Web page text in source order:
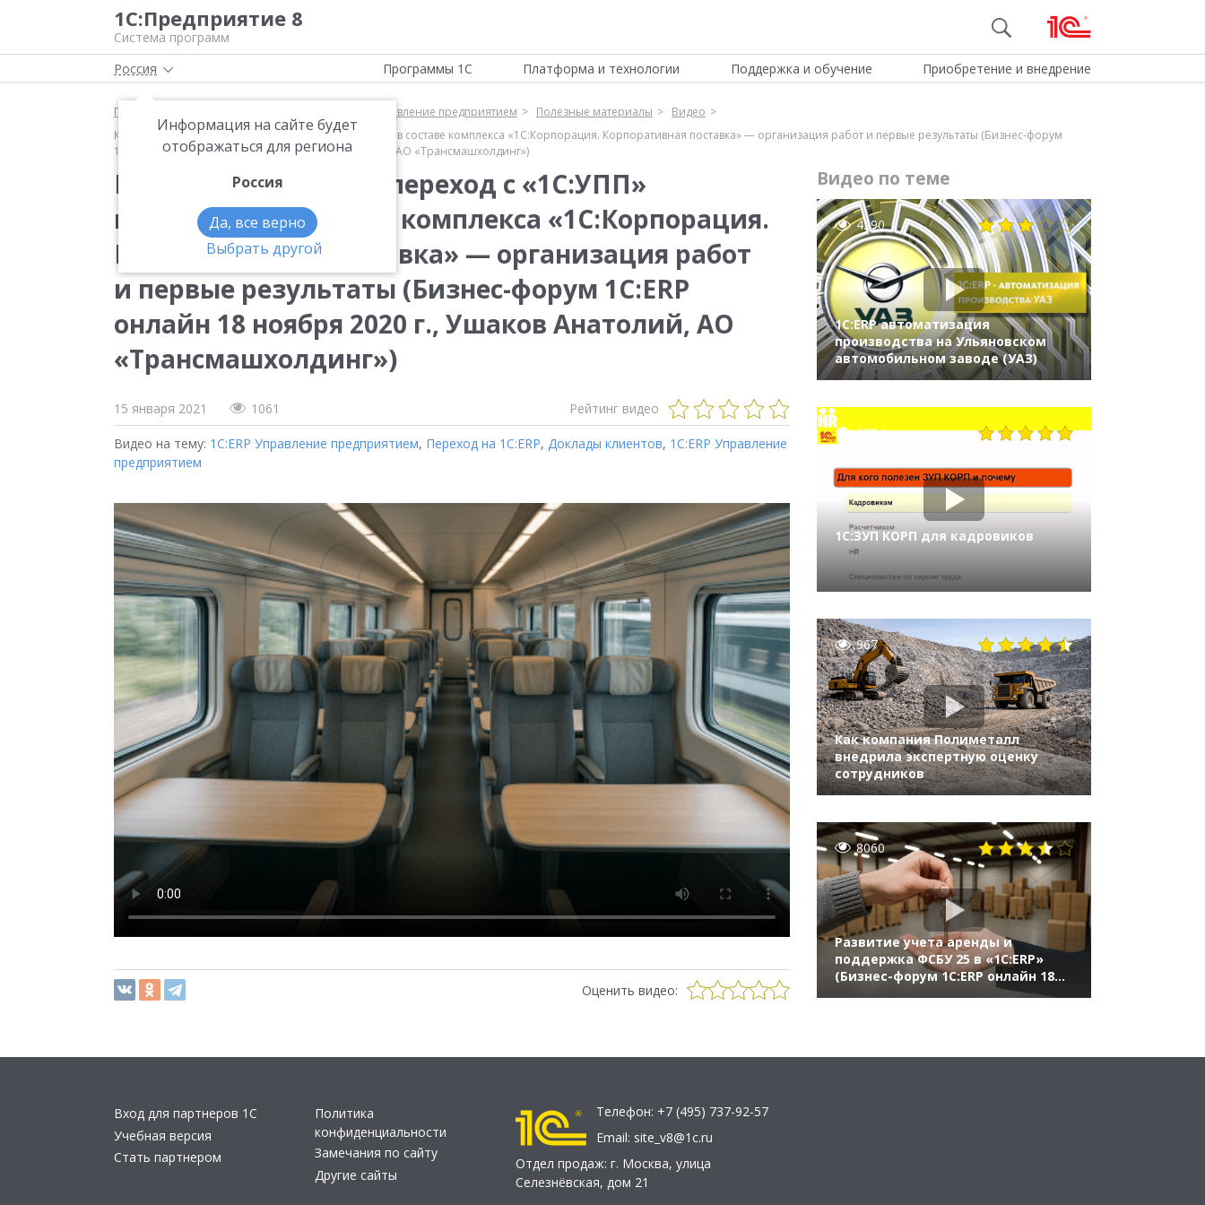
1С:Предприятие 8
Система программ
Россия
Информация на сайте будет
отображаться для региона
Россия
Да, все верно
Выбрать другой
Программы 1С Платформа и технологии Поддержка и обучение Приобретение и внедрение
Главная 1С:ERP Управление предприятием Полезные материалы
Видео
Крупнейший в мире переход с «1С:УПП» на «1С:ERP» в составе комплекса «1С:Корпорация. Корпоративная поставка» — организация работ и первые результаты (Бизнес-форум
1С:ERP онлайн 18 ноября 2020 г., Ушаков Анатолий, АО «Трансмашхолдинг»)
Крупнейший в мире переход с «1С:УПП»
на «1С:ERP» в составе комплекса «1С:Корпорация.
Корпоративная поставка» — организация работ
и первые результаты (Бизнес-форум 1С:ERP
онлайн 18 ноября 2020 г., Ушаков Анатолий, АО
«Трансмашхолдинг»)
15 января 2021 1061 Рейтинг видео
Видео на тему: 1С:ERP Управление предприятием, Переход на 1C:ERP, Доклады клиентов, 1С:ERP Управление
предприятием
Оценить видео:
Видео по теме
4290
1С:ERP автоматизация
производства на Ульяновском
автомобильном заводе (УАЗ)
2984
1С:ЗУП КОРП для кадровиков
967
Как компания Полиметалл
внедрила экспертную оценку
сотрудников
8060
Развитие учета аренды и
поддержка ФСБУ 25 в «1С:ERP»
(Бизнес-форум 1С:ERP онлайн 18
ноября 2020 г., Ермоленко Нонна,
Вход для партнеров 1С
Учебная версия
Стать партнером
Политика
конфиденциальности
Замечания по сайту
Другие сайты
Телефон: +7 (495) 737-92-57
Email: site_v8@1c.ru
Отдел продаж: г. Москва, улица
Селезнёвская, дом 21